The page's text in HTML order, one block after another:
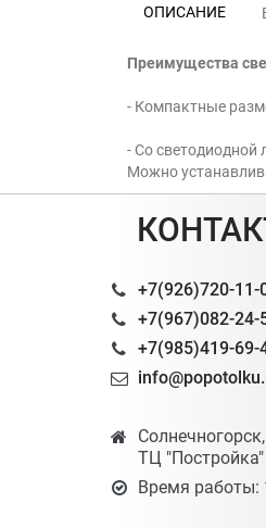
ОПИСАНИЕ
Преимущества
- Компактные
- Со светодиодной
Можно
+7(926)720-11-
+7(967)082-24-
+7(985)419-69-
ТЦ "Постройка"
Время работы: